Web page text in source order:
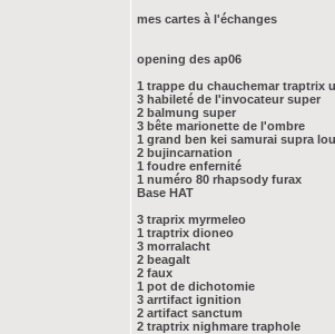
mes cartes à l'échanges
opening des ap06
1 trappe du chauchemar traptrix
3 habileté de l'invocateur super
2 balmung super
3 bête marionette de l'ombre
1 grand ben kei samurai supra
2 bujincarnation
1 foudre enfernité
1 numéro 80 rhapsody furax
Base HAT
3 traprix myrmeleo
1 traptrix dioneo
3 morralacht
2 beagalt
2 faux
1 pot de dichotomie
3 arrtifact ignition
2 artifact sanctum
2 traptrix nighmare traphole